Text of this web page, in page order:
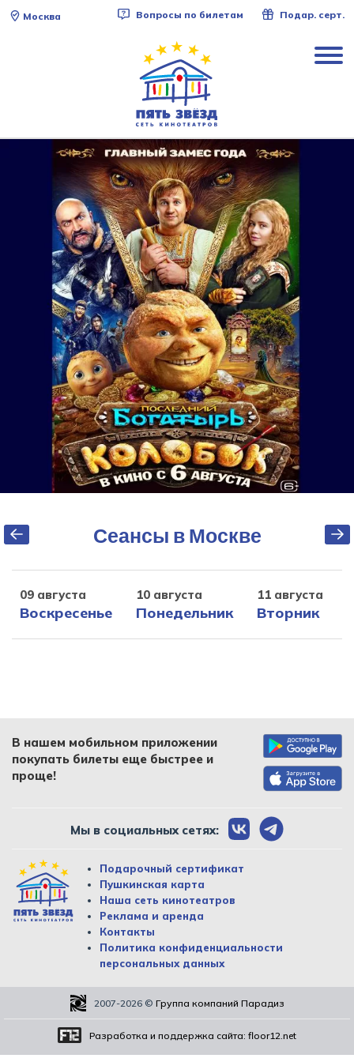
Москва Вопросы по билетам Подар. серт.
Сеансы в Москве
09 августа
Воскресенье
10 августа
Понедельник
11 августа
Вторник
В нашем мобильном приложении
покупать билеты еще быстрее и
проще!
Мы в социальных сетях:
Подарочный сертификат
Пушкинская карта
Наша сеть кинотеатров
Реклама и аренда
Контакты
Политика конфиденциальности
персональных данных
2007-2026 © Группа компаний Парадиз
Разработка и поддержка сайта: floor12.net